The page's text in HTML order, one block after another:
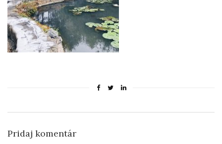
Pridaj komentár